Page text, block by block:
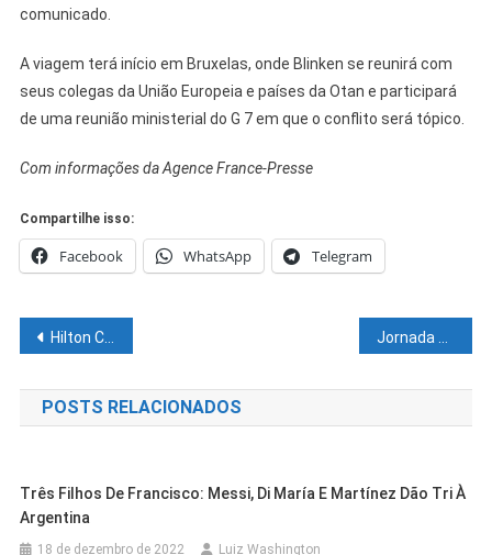
comunicado.
A viagem terá início em Bruxelas, onde Blinken se reunirá com
seus colegas da União Europeia e países da Otan e participará
de uma reunião ministerial do G 7 em que o conflito será tópico.
Com informações da Agence France-Presse
Compartilhe isso:
Facebook WhatsApp Telegram
Navegação
de
Post
Hilton Coelho indica adequação do vencimento base dos antigos servidores do DERBA
POSTS RELACIONADOS
Três Filhos De Francisco: Messi, Di María E Martínez Dão Tri À
Argentina
18 de dezembro de 2022 Luiz Washington